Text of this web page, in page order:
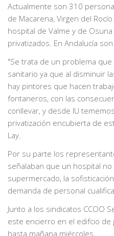
Actualmente son 310
de Macarena, Virgen del
hospital de Valme y de
privatizados. En Andalucía
"Se trata de un problema
sanitario ya que al disminuir
hay pintores que hacen
fontaneros, con las
conllevar, y desde IU
privatización encubierta de
Lay.
Por su parte los
señalaban que un hospital
supermercado, la
demanda de personal
Junto a los sindicatos CCOO
este encierro en el edifcio de
hasta mañana miércoles.